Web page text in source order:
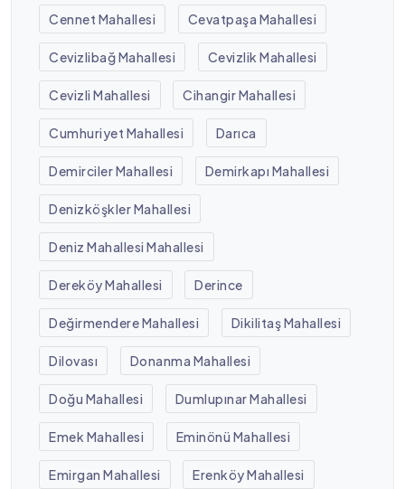
Cennet Mahallesi Cevatpaşa Mahallesi
Cevizlibağ Mahallesi Cevizlik Mahallesi
Cevizli Mahallesi Cihangir Mahallesi
Cumhuriyet Mahallesi Darıca
Demirciler Mahallesi Demirkapı Mahallesi
Denizköşkler Mahallesi
Deniz Mahallesi Mahallesi
Dereköy Mahallesi Derince
Değirmendere Mahallesi Dikilitaş Mahallesi
Dilovası Donanma Mahallesi
Doğu Mahallesi Dumlupınar Mahallesi
Emek Mahallesi Eminönü Mahallesi
Emirgan Mahallesi Erenköy Mahallesi